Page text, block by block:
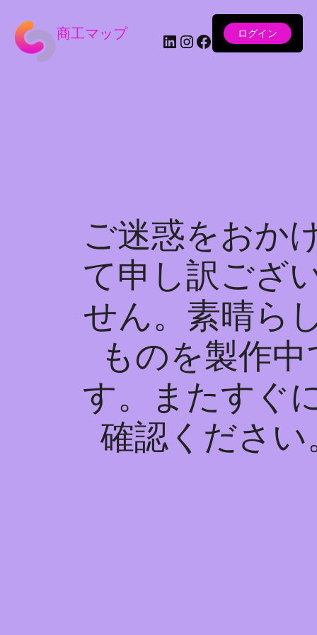
商工マップ LinkedIn Instagram Facebook ログイン
ご迷惑をおか
て申し訳ござ
せん。素晴ら
ものを製作中
す。またすぐ
確認ください